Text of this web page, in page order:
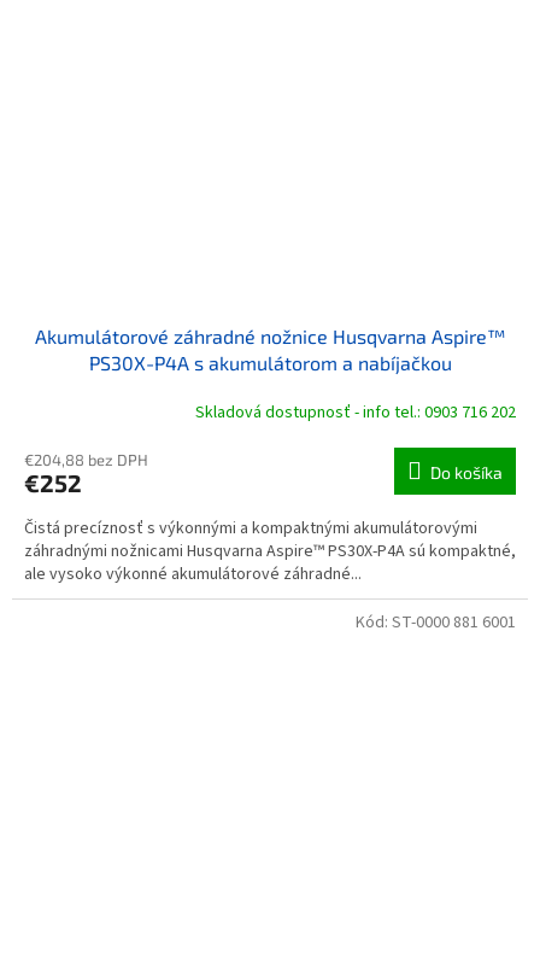
Akumulátorové záhradné nožnice Husqvarna Aspire™
PS30X-P4A s akumulátorom a nabíjačkou
Skladová dostupnosť - info tel.: 0903 716 202
€204,88 bez DPH
€252 Do košíka
Čistá precíznosť s výkonnými a kompaktnými akumulátorovými
záhradnými nožnicami Husqvarna Aspire™ PS30X-P4A sú kompaktné,
ale vysoko výkonné akumulátorové záhradné...
Kód: ST-0000 881 6001